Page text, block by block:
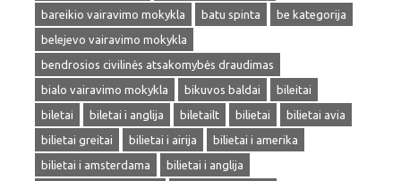
bareikio vairavimo mokykla
batu spinta
be kategorija
belejevo vairavimo mokykla
bendrosios civilinės atsakomybės draudimas
bialo vairavimo mokykla
bikuvos baldai
bileitai
biletai
biletai i anglija biletailt bilietai
bilietai avia
bilietai greitai
bilietai i airija
bilietai i amerika
bilietai i amsterdama
bilietai i anglija